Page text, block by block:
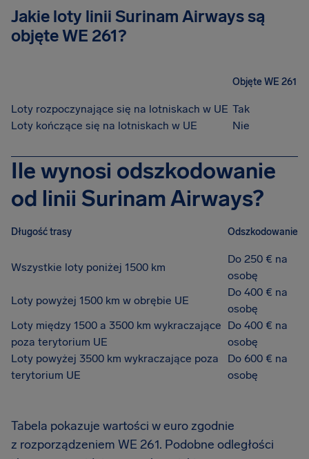
Jakie loty linii Surinam Airways są
objęte WE 261?
Objęte WE 261
Loty rozpoczynające się na lotniskach w UE Tak
Loty kończące się na lotniskach w UE
Nie
Ile wynosi odszkodowanie
od linii Surinam Airways?
Długość trasy Odszkodowanie
Wszystkie loty poniżej 1500 km
Do 250 € na
osobę
Loty powyżej 1500 km w obrębie UE
Do 400 € na
osobę
Loty między 1500 a 3500 km wykraczające
poza terytorium UE
Do 400 € na
osobę
Loty powyżej 3500 km wykraczające poza
terytorium UE
Do 600 € na
osobę
Tabela pokazuje wartości w euro zgodnie
z rozporządzeniem WE 261. Podobne odległości